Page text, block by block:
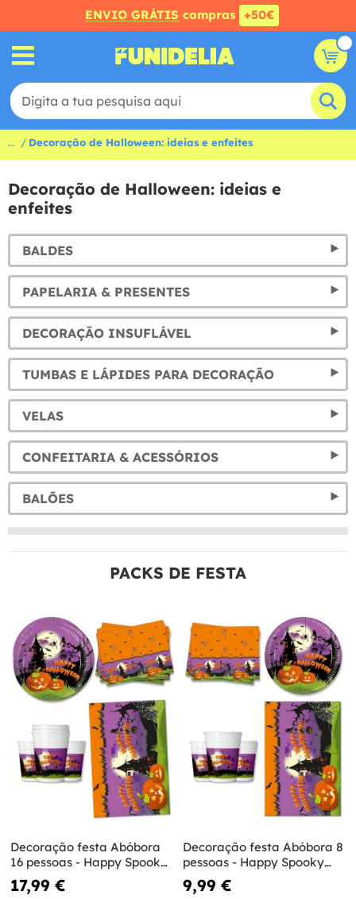
ENVIO GRÁTIS compras +50€
... Decoração de Halloween: ideias e enfeites
Decoração de Halloween: ideias e
enfeites
BALDES
PAPELARIA & PRESENTES
DECORAÇÃO INSUFLÁVEL
TUMBAS E LÁPIDES PARA DECORAÇÃO
VELAS
CONFEITARIA & ACESSÓRIOS
BALÕES
PACKS DE FESTA
Decoração festa Abóbora
16 pessoas - Happy Spooky
Halloween
17,99 €
Decoração festa Abóbora 8
pessoas - Happy Spooky
Halloween
9,99 €